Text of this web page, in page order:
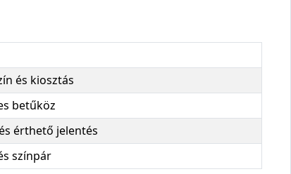
és kiosztás
betűköz
érthető jelentés
színpár